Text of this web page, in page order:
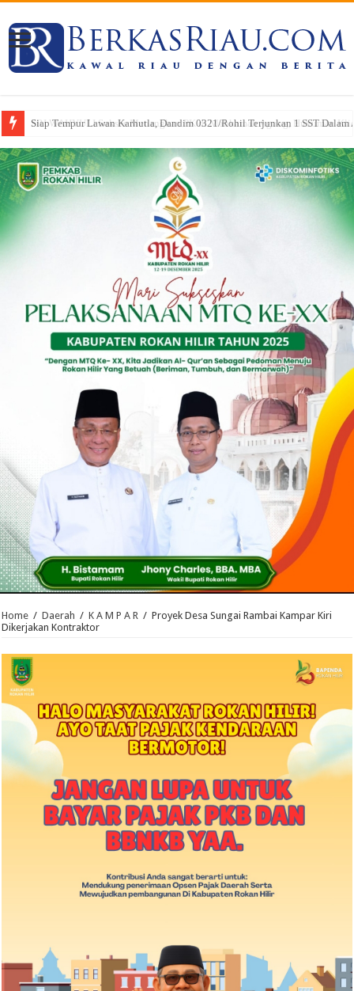
Siap Tempur Lawan Karhutla, Dandim 0321/Rohil Terjunkan 1 SST Dalam
Home / Daerah / K A M P A R / Proyek Desa Sungai Rambai Kampar Kiri
Dikerjakan Kontraktor